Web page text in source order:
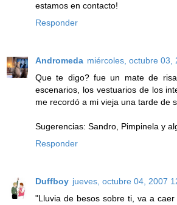
estamos en contacto!
Responder
Andromeda miércoles, octubre 03,
Que te digo? fue un mate de
escenarios, los vestuarios de los
me recordó a mi vieja una tarde de
Sugerencias: Sandro, Pimpinela y
Responder
Duffboy jueves, octubre 04, 2007
"Lluvia de besos sobre ti, va a